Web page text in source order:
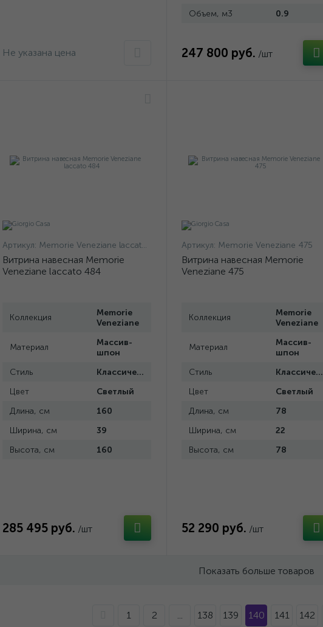
Не указана цена
Объем, м3
0.9
247 800 руб. /шт
Артикул: Memorie Veneziane laccato 484
Витрина навесная Memorie
Veneziane laccato 484
Коллекция
Memorie
Veneziane
Материал
Массив-
шпон
Стиль
Классический
Цвет
Светлый
Длина, см
160
Ширина, см
39
Высота, см
160
285 495 руб. /шт
Артикул: Memorie Veneziane 475
Витрина навесная Memorie
Veneziane 475
Коллекция
Memorie
Veneziane
Материал
Массив-
шпон
Стиль
Классический
Цвет
Светлый
Длина, см
78
Ширина, см
22
Высота, см
78
52 290 руб. /шт
Показать больше товаров
1 2 ... 138 139 140 141 142